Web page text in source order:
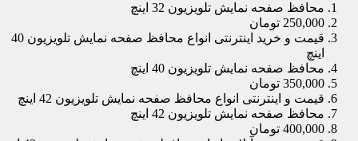
محافظ صفحه نمایش تلویزیون 32 اینچ
250,000 تومان
قیمت و خرید اینترنتی انواع محافظ صفحه نمایش تلویزیون 40
اینچ
محافظ صفحه نمایش تلویزیون 40 اینچ
350,000 تومان
قیمت و اینترنتی انواع محافظ صفحه نمایش تلویزیون 42 اینچ
محافظ صفحه نمایش تلویزیون 42 اینچ
400,000 تومان